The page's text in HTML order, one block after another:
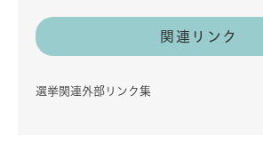
関連リンク
選挙関連外部リンク集